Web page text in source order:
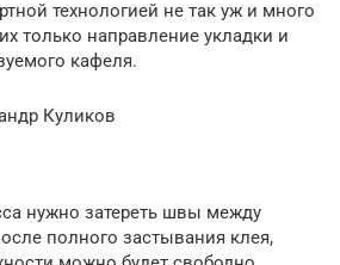
технологией не так уж и много
только направление укладки и
кафеля.
Куликов
нужно затереть швы между
полного застывания клея,